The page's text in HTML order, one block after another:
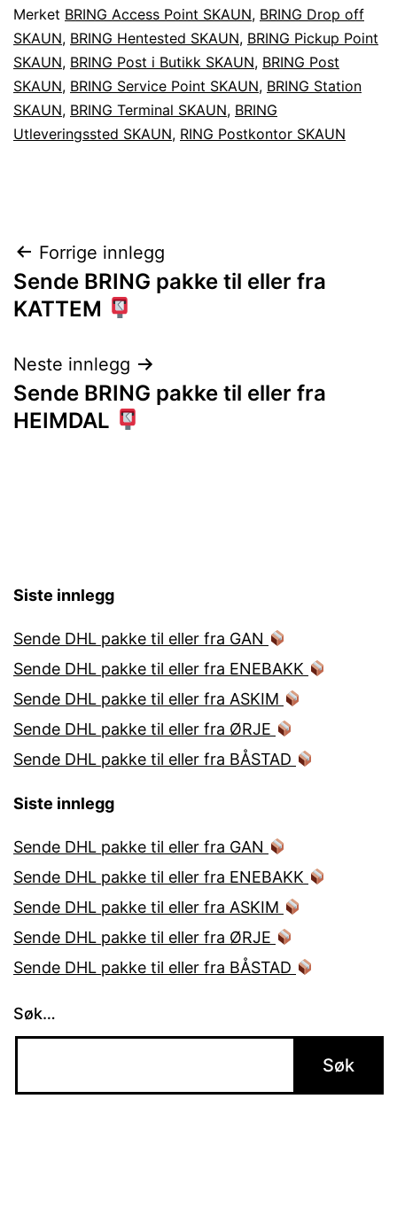
Merket BRING Access Point SKAUN, BRING Drop off
SKAUN, BRING Hentested SKAUN, BRING Pickup Point
SKAUN, BRING Post i Butikk SKAUN, BRING Post
SKAUN, BRING Service Point SKAUN, BRING Station
SKAUN, BRING Terminal SKAUN, BRING
Utleveringssted SKAUN, RING Postkontor SKAUN
Innleggsnavigasjon
Forrige innlegg
Sende BRING pakke til eller fra
KATTEM
Neste innlegg
Sende BRING pakke til eller fra
HEIMDAL
Siste innlegg
Sende DHL pakke til eller fra GAN
Sende DHL pakke til eller fra ENEBAKK
Sende DHL pakke til eller fra ASKIM
Sende DHL pakke til eller fra ØRJE
Sende DHL pakke til eller fra BÅSTAD
Siste innlegg
Sende DHL pakke til eller fra GAN
Sende DHL pakke til eller fra ENEBAKK
Sende DHL pakke til eller fra ASKIM
Sende DHL pakke til eller fra ØRJE
Sende DHL pakke til eller fra BÅSTAD
Søk…